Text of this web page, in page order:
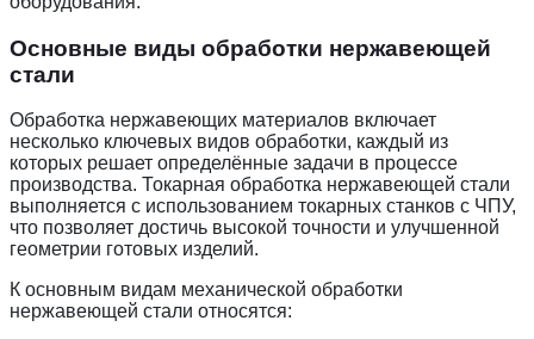
Основные виды обработки нержавеющей
стали
Обработка нержавеющих материалов включает
несколько ключевых видов обработки, каждый из
которых решает определённые задачи в процессе
производства. Токарная обработка нержавеющей стали
выполняется с использованием токарных станков с ЧПУ,
что позволяет достичь высокой точности и улучшенной
геометрии готовых изделий.
К основным видам механической обработки
нержавеющей стали относятся: